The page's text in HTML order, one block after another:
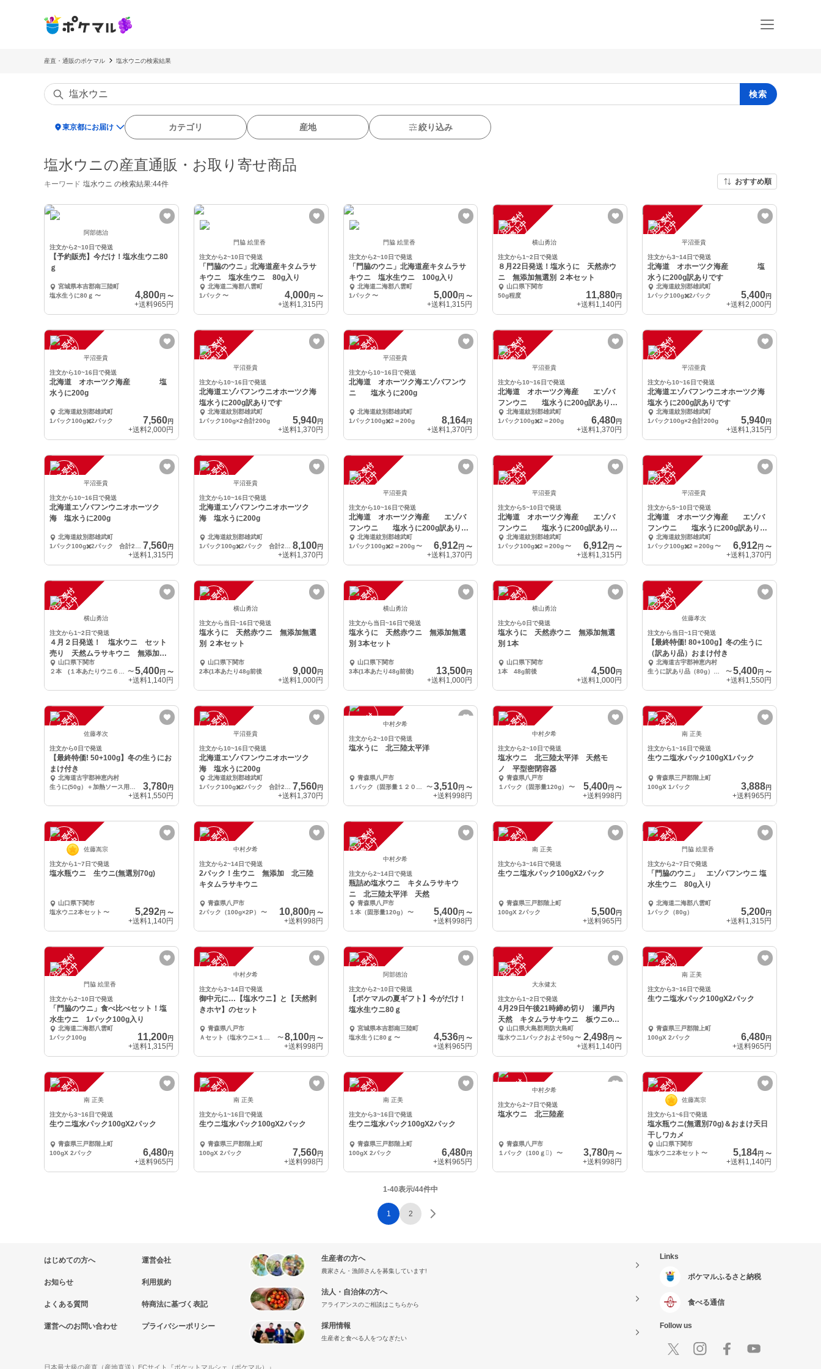
産直・通販のポケマル 塩水ウニの検索結果
検索
location_on東京都にお届け カテゴリ 産地 絞り込み
塩水ウニの産直通販・お取り寄せ商品
キーワード 塩水ウニ の検索結果:44件 おすすめ順
阿部徳治
注文から2~10日で発送
【予約販売】今だけ！塩水生ウニ80
ｇ
宮城県本吉郡南三陸町
塩水生うに80ｇ 〜 4,800円 〜
+送料965円
門脇 絵里香
注文から2~10日で発送
「門脇のウニ」北海道産キタムラサ
キウニ 塩水生ウニ 80g入り
北海道二海郡八雲町
1パック 〜 4,000円 〜
+送料1,315円
門脇 絵里香
注文から2~10日で発送
「門脇のウニ」北海道産キタムラサ
キウニ 塩水生ウニ 100g入り
北海道二海郡八雲町
1パック 〜 5,000円〜
+送料1,315円
注
文
受
付
停
止
中
横山勇治
注文から1~2日で発送
８月22日発送！塩水うに 天然赤ウ
ニ 無添加無選別 ２本セット
山口県下関市
50g程度
11,880円
+送料1,140円
注
文
受
付
停
止
中
平沼亜貴
注文から3~14日で発送
北海道 オホーツク海産 塩
水うに200g訳ありです
北海道紋別郡雄武町
1パック100g✖️2パック
5,400円
+送料2,000円
注
文
受
付
停
止
中 平沼亜貴
注文から10~16日で発送
北海道 オホーツク海産 塩
水うに200g
北海道紋別郡雄武町
1パック100g✖️2パック
7,560円
+送料2,000円
注
文
受
付
停
止
中
平沼亜貴
注文から10~16日で発送
北海道エゾバフンウニオホーツク海
塩水うに200g訳ありです
北海道紋別郡雄武町
1パック100g×2合計200g
5,940円
+送料1,370円
注
文
受
付
停
止
中 平沼亜貴
注文から10~16日で発送
北海道 オホーツク海エゾバフンウ
ニ 塩水うに200g
北海道紋別郡雄武町
1パック100g✖️2＝200g
8,164円
+送料1,370円
注
文
受
付
停
止
中
平沼亜貴
注文から10~16日で発送
北海道 オホーツク海産 エゾバ
フンウニ 塩水うに200g訳ありで
す北海道紋別郡雄武町
1パック100g✖️2＝200g
6,480円
+送料1,370円
注
文
受
付
停
止
中
平沼亜貴
注文から10~16日で発送
北海道エゾバフンウニオホーツク海
塩水うに200g訳ありです
北海道紋別郡雄武町
1パック100g×2合計200g
5,940円
+送料1,315円
注
文
受
付
停
止
中 平沼亜貴
注文から10~16日で発送
北海道エゾバフンウニオホーツク
海 塩水うに200g
北海道紋別郡雄武町
7,560円
+送料1,315円
注
文
受
付
停
止
中 平沼亜貴
注文から10~16日で発送
北海道エゾバフンウニオホーツク
海 塩水うに200g
北海道紋別郡雄武町
8,100円
+送料1,370円
注
文
受
付
停
止
中
平沼亜貴
注文から10~16日で発送
北海道 オホーツク海産 エゾバ
フンウニ 塩水うに200g訳ありで
す北海道紋別郡雄武町
1パック100g✖️2＝200g 〜 6,912円〜
+送料1,370円
注
文
受
付
停
止
中
平沼亜貴
注文から5~10日で発送
北海道 オホーツク海産 エゾバ
フンウニ 塩水うに200g訳ありで
す北海道紋別郡雄武町
1パック100g✖️2＝200g 〜 6,912円〜
+送料1,315円
注
文
受
付
停
止
中
平沼亜貴
注文から5~10日で発送
北海道 オホーツク海産 エゾバ
フンウニ 塩水うに200g訳ありで
す北海道紋別郡雄武町
1パック100g✖️2＝200g〜 6,912円 〜
+送料1,370円
注
文
受
付
停
止
中
横山勇治
注文から1~2日で発送
４月２日発送！ 塩水ウニ セット
売り 天然ムラサキウニ 無添加無
選別
山口県下関市
〜 5,400円 〜
+送料1,140円
注
文
受
付
停
止
中 横山勇治
注文から当日~16日で発送
塩水うに 天然赤ウニ 無添加無選
別 ２本セット
山口県下関市
2本(1本あたり48g前後
9,000円
+送料1,000円
注
文
受
付
停
止
中 横山勇治
注文から当日~16日で発送
塩水うに 天然赤ウニ 無添加無選
別 3本セット
山口県下関市
3本(1本あたり48g前後)
13,500円
+送料1,000円
注
文
受
付
停
止
中 横山勇治
注文から0日で発送
塩水うに 天然赤ウニ 無添加無選
別 1本
山口県下関市
1本 48g前後
4,500円
+送料1,000円
注
文
受
付
停
止
中
佐藤孝次
注文から当日~1日で発送
【最終特価! 80+100g】冬の生うに
（訳あり品）おまけ付き
北海道古宇郡神恵内村
〜5,400円 〜
+送料1,550円
注
文
受
付
停
止
中 佐藤孝次
注文から0日で発送
【最終特価! 50+100g】冬の生うにお
まけ付き
北海道古宇郡神恵内村
3,780円
+送料1,550円
注
文
受
付
停
止
中 平沼亜貴
注文から10~16日で発送
北海道エゾバフンウニオホーツク
海 塩水うに200g
北海道紋別郡雄武町
7,560円
+送料1,370円
注
文
受
付
停
止
中 中村夕希
注文から2~10日で発送
塩水うに 北三陸太平洋
青森県八戸市
〜 3,510円〜
+送料998円
注
文
受
付
停
止
中 中村夕希
注文から2~10日で発送
塩水ウニ 北三陸太平洋 天然モ
ノ 平型密閉容器
青森県八戸市
１パック（固形量120g）
〜 5,400円〜
+送料998円
注
文
受
付
停
止
中 南 正美
注文から1~16日で発送
生ウニ塩水パック100gX1パック
青森県三戸郡階上町
100gX 1パック
3,888円
+送料965円
注
文
受
付
停
止
中 佐藤嵩宗
注文から1~7日で発送
塩水瓶ウニ 生ウニ(無選別70g)
山口県下関市
塩水ウニ2本セット 〜 5,292円 〜
+送料1,140円
注
文
受
付
停
止
中 中村夕希
注文から2~14日で発送
2パック！生ウニ 無添加 北三陸
キタムラサキウニ
青森県八戸市
2パック（100g×2P）
〜 10,800円 〜
+送料998円
注
文
受
付
停
止
中
中村夕希
注文から2~14日で発送
瓶詰め塩水ウニ キタムラサキウ
ニ 北三陸太平洋 天然
青森県八戸市
１本（固形量120g）
〜 5,400円〜
+送料998円
注
文
受
付
停
止
中 南 正美
注文から3~16日で発送
生ウニ塩水パック100gX2パック
青森県三戸郡階上町
100gX 2パック
5,500円
+送料965円
注
文
受
付
停
止
中 門脇 絵里香
注文から2~7日で発送
「門脇のウニ」 エゾバフンウニ 塩
水生ウニ 80g入り
北海道二海郡八雲町
1パック（80g）
5,200円
+送料1,315円
注
文
受
付
停
止
中
門脇 絵里香
注文から2~10日で発送
「門脇のウニ」食べ比べセット！塩
水生ウニ 1パック100g入り
北海道二海郡八雲町
1パック100g
11,200円
+送料1,315円
注
文
受
付
停
止
中 中村夕希
注文から3~14日で発送
御中元に…【塩水ウニ】と【天然剥
きホヤ】のセット
青森県八戸市
〜 8,100円 〜
+送料998円
注
文
受
付
停
止
中 阿部徳治
注文から2~10日で発送
【ポケマルの夏ギフト】今がだけ！
塩水生ウニ80ｇ
宮城県本吉郡南三陸町
塩水生うに80ｇ 〜 4,536円〜
+送料965円
注
文
受
付
停
止
中
大永健太
注文から1~2日で発送
4月29日午後21時締め切り 瀬戸内
天然 キタムラサキウニ 板ウニor
塩水ウニ
山口県大島郡周防大島町
塩水ウニ1パックおよそ50g 〜 2,498円〜
+送料1,140円
注
文
受
付
停
止
中 南 正美
注文から3~16日で発送
生ウニ塩水パック100gX2パック
青森県三戸郡階上町
100gX 2パック
6,480円
+送料965円
注
文
受
付
停
止
中 南 正美
注文から3~16日で発送
生ウニ塩水パック100gX2パック
青森県三戸郡階上町
100gX 2パック
6,480円
+送料965円
注
文
受
付
停
止
中 南 正美
注文から1~16日で発送
生ウニ塩水パック100gX2パック
青森県三戸郡階上町
100gX 2パック
7,560円
+送料998円
注
文
受
付
停
止
中 南 正美
注文から3~16日で発送
生ウニ塩水パック100gX2パック
青森県三戸郡階上町
100gX 2パック
6,480円
+送料965円
注
文
受
付
停
止
中 中村夕希
注文から2~7日で発送
塩水ウニ 北三陸産
青森県八戸市
１パック（100ｇ）
〜 3,780円〜
+送料998円
注
文
受
付
停
止
中 佐藤嵩宗
注文から1~6日で発送
塩水瓶ウニ(無選別70g)＆おまけ天日
干しワカメ
山口県下関市
塩水ウニ2本セット 〜 5,184円 〜
+送料1,140円
1-40表示/44件中
1 2
はじめての方へ
お知らせ
よくある質問
運営へのお問い合わせ
運営会社
利用規約
特商法に基づく表記
プライバシーポリシー
生産者の方へ
農家さん・漁師さんを募集しています!
法人・自治体の方へ
アライアンスのご相談はこちらから
採用情報
生産者と食べる人をつなぎたい
Links
ポケマルふるさと納税
食べる通信
Follow us
日本最大級の産直（産地直送）ECサイト『ポケットマルシェ（ポケマル）』